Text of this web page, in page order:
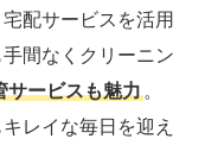
配サービスを活用
間なくクリーニン
サービスも魅力 。
レイな毎日を迎え